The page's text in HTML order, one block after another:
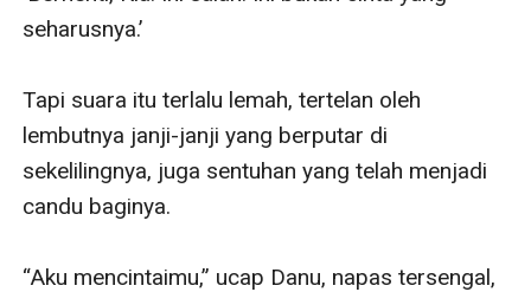
seharusnya.’
Tapi suara itu terlalu lemah, tertelan oleh
lembutnya janji-janji yang berputar di
sekelilingnya, juga sentuhan yang telah menjadi
candu baginya.
“Aku mencintaimu,” ucap Danu, napas tersengal,